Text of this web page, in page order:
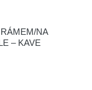
NA
– KAVE